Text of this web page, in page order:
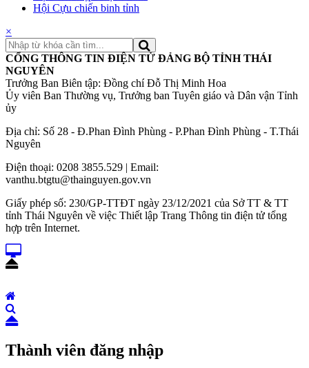
Hội Cựu chiến binh tỉnh
×
CỔNG THÔNG TIN ĐIỆN TỬ ĐẢNG BỘ TỈNH THÁI
NGUYÊN
Trưởng Ban Biên tập: Đồng chí Đỗ Thị Minh Hoa
Ủy viên Ban Thường vụ, Trưởng ban Tuyên giáo và Dân vận Tỉnh
ủy
Địa chỉ: Số 28 - Đ.Phan Đình Phùng - P.Phan Đình Phùng - T.Thái
Nguyên
Điện thoại: 0208 3855.529 | Email:
vanthu.btgtu@thainguyen.gov.vn
Giấy phép số: 230/GP-TTĐT ngày 23/12/2021 của Sở TT & TT
tỉnh Thái Nguyên về việc Thiết lập Trang Thông tin điện tử tổng
hợp trên Internet.
Thành viên đăng nhập